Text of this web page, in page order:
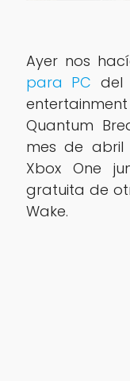
Ayer nos
para PC del
Quantum
mes de
Xbox One
gratuita de
Wake.